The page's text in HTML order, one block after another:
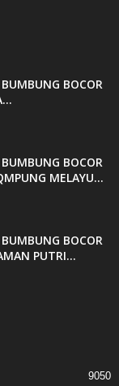
BOCOR
BOCOR
MELAYU...
BOCOR
PUTRI...
9050